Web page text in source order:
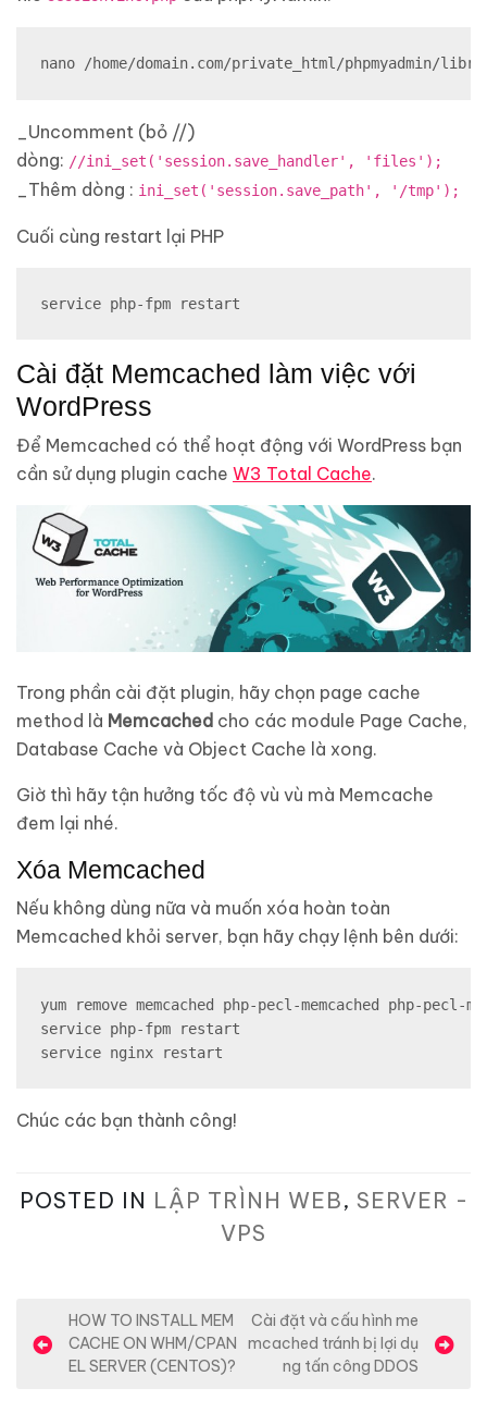
nano /home/domain.com/private_html/phpmyadmin/
_Uncomment (bỏ //)
dòng: //ini_set('session.save_handler', 'files');
_Thêm dòng : ini_set('session.save_path', '/tmp');
Cuối cùng restart lại PHP
service php-fpm restart
Cài đặt Memcached làm việc với
WordPress
Để Memcached có thể hoạt động với WordPress bạn
cần sử dụng plugin cache W3 Total Cache.
Trong phần cài đặt plugin, hãy chọn page cache
method là Memcached cho các module Page Cache,
Database Cache và Object Cache là xong.
Giờ thì hãy tận hưởng tốc độ vù vù mà Memcache
đem lại nhé.
Xóa Memcached
Nếu không dùng nữa và muốn xóa hoàn toàn
Memcached khỏi server, bạn hãy chạy lệnh bên dưới:
yum remove memcached php-pecl-memcached php-pecl-
service php-fpm restart
service nginx restart
Chúc các bạn thành công!
POSTED IN LẬP TRÌNH WEB, SERVER -
VPS
i
HOW TO INSTALL MEM
CACHE ON WHM/CPAN
EL SERVER (CENTOS)?
Cài đặt và cấu hình me
mcached tránh bị lợi dụ
ng tấn công DDOS